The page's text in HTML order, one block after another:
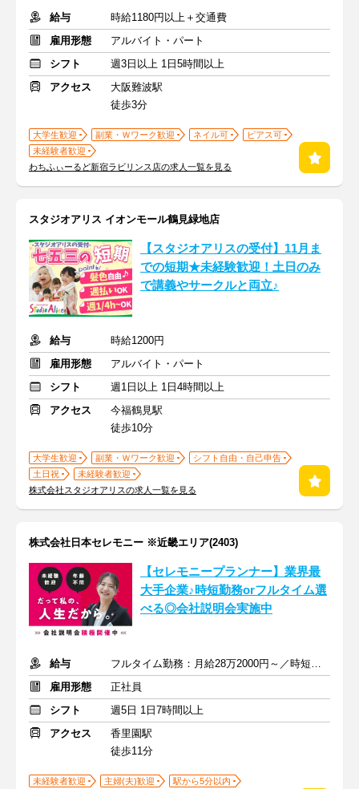
給与
時給1180円以上＋交通費
雇用形態
アルバイト・パート
シフト
週3日以上 1日5時間以上
アクセス
大阪難波駅
徒歩3分
大学生歓迎 副業・Ｗワーク歓迎 ネイル可
ピアス可
未経験者歓迎
わちふぃーるど新宿ラビリンス店の求人一覧を見る
スタジオアリス イオンモール鶴見緑地店
【スタジオアリスの受付】11月ま
での短期★未経験歓迎！土日のみ
で講義やサークルと両立♪
給与
時給1200円
雇用形態
アルバイト・パート
シフト
週1日以上 1日4時間以上
アクセス
今福鶴見駅
徒歩10分
大学生歓迎 副業・Ｗワーク歓迎
シフト自由・自己申告
土日祝
未経験者歓迎
株式会社スタジオアリスの求人一覧を見る
株式会社日本セレモニー ※近畿エリア(2403)
【セレモニープランナー】業界最
大手企業♪時短勤務orフルタイム選
べる◎会社説明会実施中
給与
フルタイム勤務：月給28万2000円～／時短勤務：月給24万8000円～
雇用形態
正社員
シフト
週5日 1日7時間以上
アクセス
香里園駅
徒歩11分
未経験者歓迎 主婦(夫)歓迎
駅から5分以内